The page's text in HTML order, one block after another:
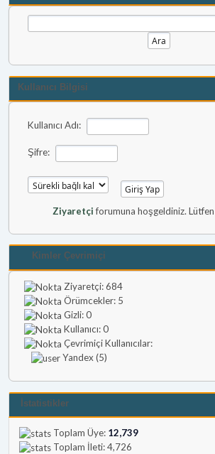
Kullanıcı Bilgisi
Kullanıcı Adı:
Şifre:
Ziyaretçiforumuna hoşgeldiniz. Lütfen
Kimler Çevrimiçi
Ziyaretçi: 684
Örümcekler: 5
Gizli: 0
Kullanıcı: 0
Çevrimiçi Kullanıcılar:
Yandex (5)
İstatistikler
Toplam Üye: 12,739
Toplam İleti: 4,726